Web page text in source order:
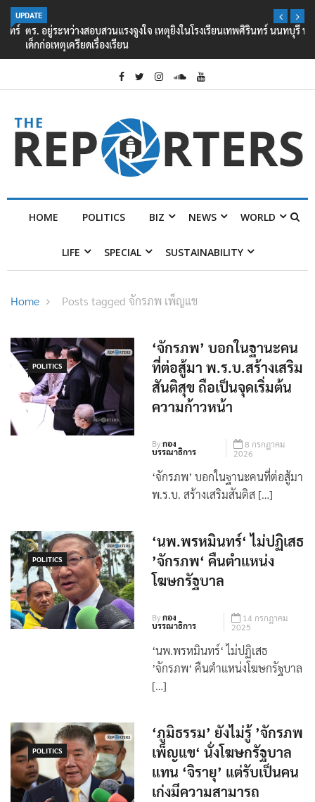
UPDATE
ตร. อยู่ระหว่างสอบสวนแรงจูงใจ เหตุยิงในโรงเรียนเทพศิรินทร์ นนทบุรี พบ
เด็กก่อเหตุเครียดเรื่องเรียน
HOME POLITICS BIZ NEWS WORLD
LIFE SPECIAL SUSTAINABILITY
Home Posts tagged จักรภพ เพ็ญแข
POLITICS
‘จักรภพ’ บอกในฐานะคน
ที่ต่อสู้มา พ.ร.บ.สร้างเสริม
สันติสุข ถือเป็นจุดเริ่มต้น
ความก้าวหน้า
Byกอง
บรรณาธิการ
8 กรกฎาคม
2026
‘จักรภพ’ บอกในฐานะคนที่ต่อสู้มา
พ.ร.บ. สร้างเสริมสันติส […]
POLITICS
‘นพ.พรหมินทร์‘ ไม่ปฏิเสธ
’จักรภพ‘ คืนตำแหน่ง
โฆษกรัฐบาล
Byกอง
บรรณาธิการ
14 กรกฎาคม
2025
‘นพ.พรหมินทร์‘ ไม่ปฏิเสธ
’จักรภพ‘ คืนตำแหน่งโฆษกรัฐบาล
[…]
POLITICS
‘ภูมิธรรม’ ยังไม่รู้ ’จักรภพ
เพ็ญแข‘ นั่งโฆษกรัฐบาล
แทน ‘จิรายุ’ แต่รับเป็นคน
เก่งมีความสามารถ